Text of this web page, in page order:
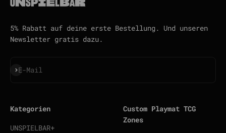
5% Rabatt auf deine erste Bestellung. Und unseren
Newsletter gratis dazu.
E-Mail
Abonnieren
Kategorien
UNSPIELBAR+
Custom Playmat TCG
Zones